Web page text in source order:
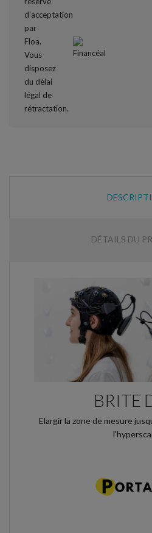
DÉTAILS DU
BRITE
Elargir la zone de mesure